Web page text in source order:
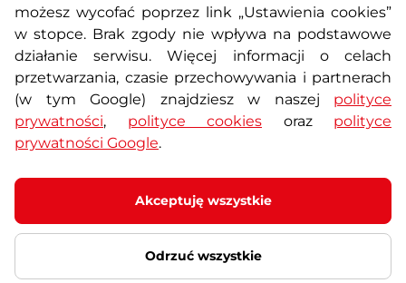
Metody płatności Program lojalnościowy
Usługi dodatkowe Reklamacje i serwis
Formularz kontaktowy Wyposażenie siłowni
możesz wycofać poprzez link „Ustawienia cookies”
w stopce. Brak zgody nie wpływa na podstawowe
działanie serwisu. Więcej informacji o celach
przetwarzania, czasie przechowywania i partnerach
(w tym Google) znajdziesz w naszej polityce
prywatności, polityce cookies oraz polityce
prywatności Google.
Akceptuję wszystkie
Odrzuć wszystkie